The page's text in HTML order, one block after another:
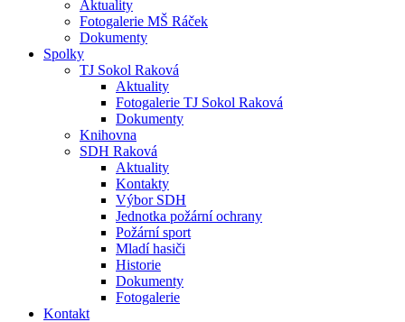
Aktuality
Fotogalerie MŠ Ráček
Dokumenty
Spolky
TJ Sokol Raková
Aktuality
Fotogalerie TJ Sokol Raková
Dokumenty
Knihovna
SDH Raková
Aktuality
Kontakty
Výbor SDH
Jednotka požární ochrany
Požární sport
Mladí hasiči
Historie
Dokumenty
Fotogalerie
Kontakt